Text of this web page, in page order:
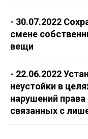
- 30.07.2022
смене
вещи
- 22.06.2022
неустойки в
нарушений
связанных с